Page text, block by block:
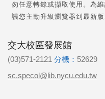
勿任意轉錄或擷取使用。為
議您主動升級瀏覽器到最新版
交大校區發展館
(03)571-2121 分機： 52629
sc.specol@lib.nycu.edu.tw